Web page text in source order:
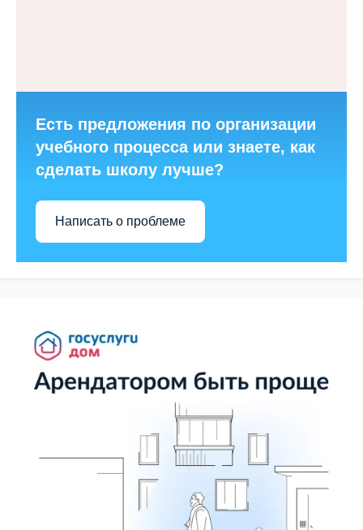
Есть предложения по организации
учебного процесса или знаете, как
сделать школу лучше?
Написать о проблеме